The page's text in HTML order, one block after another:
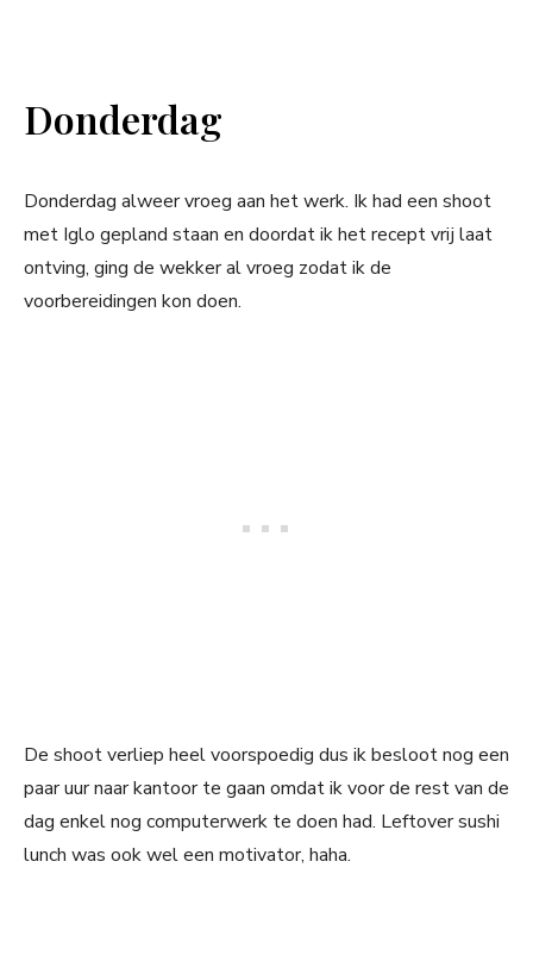
Donderdag
Donderdag alweer vroeg aan het werk. Ik had een shoot
met Iglo gepland staan en doordat ik het recept vrij laat
ontving, ging de wekker al vroeg zodat ik de
voorbereidingen kon doen.
De shoot verliep heel voorspoedig dus ik besloot nog een
paar uur naar kantoor te gaan omdat ik voor de rest van de
dag enkel nog computerwerk te doen had. Leftover sushi
lunch was ook wel een motivator, haha.